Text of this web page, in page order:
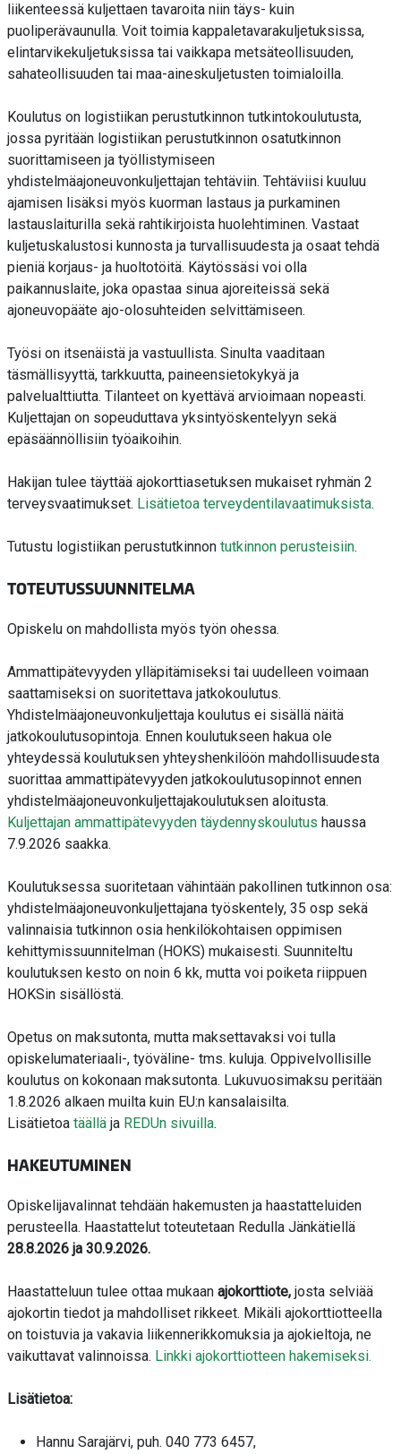
liikenteessä kuljettaen tavaroita niin täys- kuin
puoliperävaunulla. Voit toimia kappaletavarakuljetuksissa,
elintarvikekuljetuksissa tai vaikkapa metsäteollisuuden,
sahateollisuuden tai maa-aineskuljetusten toimialoilla.
Koulutus on logistiikan perustutkinnon tutkintokoulutusta,
jossa pyritään logistiikan perustutkinnon osatutkinnon
suorittamiseen ja työllistymiseen
yhdistelmäajoneuvonkuljettajan tehtäviin. Tehtäviisi kuuluu
ajamisen lisäksi myös kuorman lastaus ja purkaminen
lastauslaiturilla sekä rahtikirjoista huolehtiminen. Vastaat
kuljetuskalustosi kunnosta ja turvallisuudesta ja osaat tehdä
pieniä korjaus- ja huoltotöitä. Käytössäsi voi olla
paikannuslaite, joka opastaa sinua ajoreiteissä sekä
ajoneuvopääte ajo-olosuhteiden selvittämiseen.
Työsi on itsenäistä ja vastuullista. Sinulta vaaditaan
täsmällisyyttä, tarkkuutta, paineensietokykyä ja
palvelualttiutta. Tilanteet on kyettävä arvioimaan nopeasti.
Kuljettajan on sopeuduttava yksintyöskentelyyn sekä
epäsäännöllisiin työaikoihin.
Hakijan tulee täyttää ajokorttiasetuksen mukaiset ryhmän 2
terveysvaatimukset. Lisätietoa terveydentilavaatimuksista.
Tutustu logistiikan perustutkinnon tutkinnon perusteisiin.
TOTEUTUSSUUNNITELMA
Opiskelu on mahdollista myös työn ohessa.
Ammattipätevyyden ylläpitämiseksi tai uudelleen voimaan
saattamiseksi on suoritettava jatkokoulutus.
Yhdistelmäajoneuvonkuljettaja koulutus ei sisällä näitä
jatkokoulutusopintoja. Ennen koulutukseen hakua ole
yhteydessä koulutuksen yhteyshenkilöön mahdollisuudesta
suorittaa ammattipätevyyden jatkokoulutusopinnot ennen
yhdistelmäajoneuvonkuljettajakoulutuksen aloitusta.
Kuljettajan ammattipätevyyden täydennyskoulutus haussa
7.9.2026 saakka.
Koulutuksessa suoritetaan vähintään pakollinen tutkinnon osa:
yhdistelmäajoneuvonkuljettajana työskentely, 35 osp sekä
valinnaisia tutkinnon osia henkilökohtaisen oppimisen
kehittymissuunnitelman (HOKS) mukaisesti. Suunniteltu
koulutuksen kesto on noin 6 kk, mutta voi poiketa riippuen
HOKSin sisällöstä.
Opetus on maksutonta, mutta maksettavaksi voi tulla
opiskelumateriaali-, työväline- tms. kuluja. Oppivelvollisille
koulutus on kokonaan maksutonta. Lukuvuosimaksu peritään
1.8.2026 alkaen muilta kuin EU:n kansalaisilta.
Lisätietoa täällä ja REDUn sivuilla.
HAKEUTUMINEN
Opiskelijavalinnat tehdään hakemusten ja haastatteluiden
perusteella. Haastattelut toteutetaan Redulla Jänkätiellä
28.8.2026 ja 30.9.2026.
Haastatteluun tulee ottaa mukaan ajokorttiote, josta selviää
ajokortin tiedot ja mahdolliset rikkeet. Mikäli ajokorttiotteella
on toistuvia ja vakavia liikennerikkomuksia ja ajokieltoja, ne
vaikuttavat valinnoissa. Linkki ajokorttiotteen hakemiseksi.
Lisätietoa:
Hannu Sarajärvi, puh. 040 773 6457,